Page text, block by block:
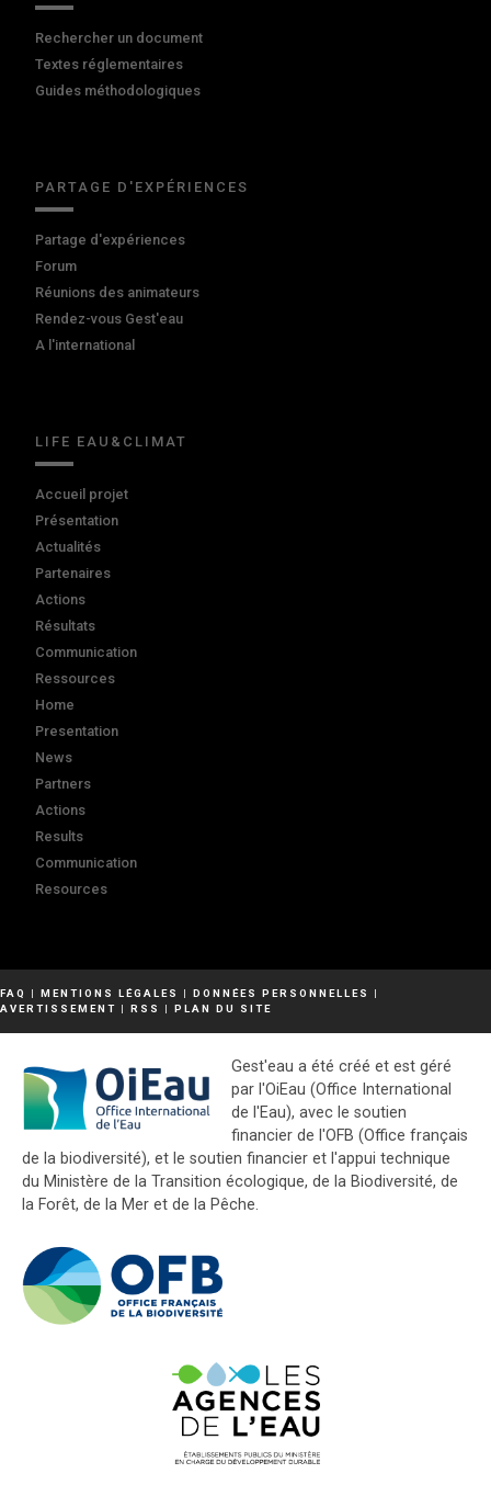
Rechercher un document
Textes réglementaires
Guides méthodologiques
PARTAGE D'EXPÉRIENCES
Partage d'expériences
Forum
Réunions des animateurs
Rendez-vous Gest'eau
A l'international
LIFE EAU&CLIMAT
Accueil projet
Présentation
Actualités
Partenaires
Actions
Résultats
Communication
Ressources
Home
Presentation
News
Partners
Actions
Results
Communication
Resources
FAQ | MENTIONS LÉGALES | DONNÉES PERSONNELLES
|
AVERTISSEMENT | RSS | PLAN DU SITE
Gest'eau a été créé et est géré
par l'OiEau (Office International
de l'Eau), avec le soutien
financier de l'OFB (Office français
de la biodiversité), et le soutien financier et l'appui technique
du Ministère de la Transition écologique, de la Biodiversité, de
la Forêt, de la Mer et de la Pêche.